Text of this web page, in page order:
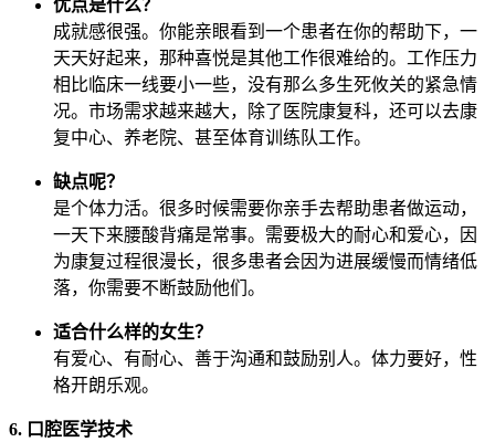
优点是什么？
成就感很强。你能亲眼看到一个患者在你的帮助下，一
天天好起来，那种喜悦是其他工作很难给的。工作压力
相比临床一线要小一些，没有那么多生死攸关的紧急情
况。市场需求越来越大，除了医院康复科，还可以去康
复中心、养老院、甚至体育训练队工作。
缺点呢？
是个体力活。很多时候需要你亲手去帮助患者做运动，
一天下来腰酸背痛是常事。需要极大的耐心和爱心，因
为康复过程很漫长，很多患者会因为进展缓慢而情绪低
落，你需要不断鼓励他们。
适合什么样的女生？
有爱心、有耐心、善于沟通和鼓励别人。体力要好，性
格开朗乐观。
6. 口腔医学技术